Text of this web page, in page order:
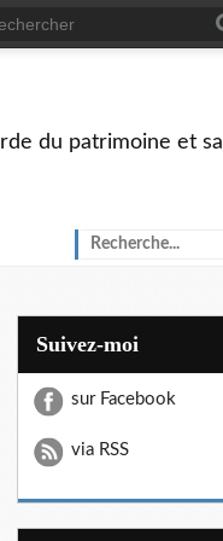
du patrimoine et sa
Suivez-moi
sur Facebook
via RSS